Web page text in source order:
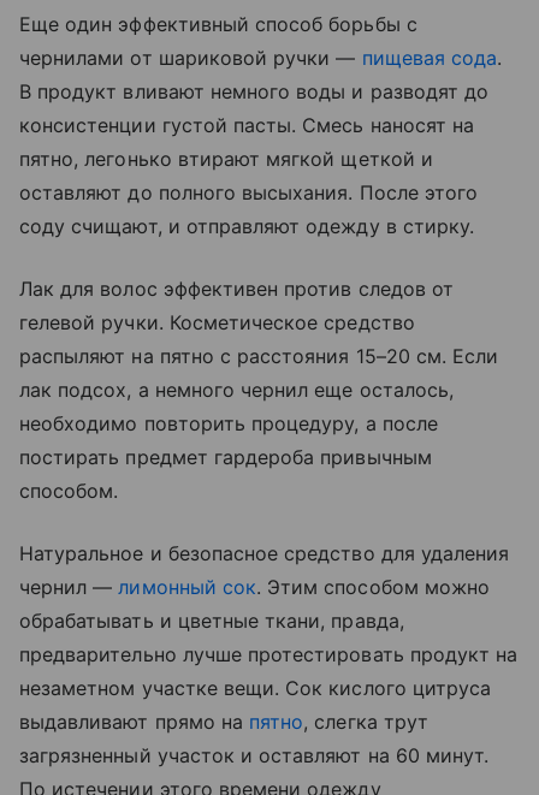
Еще один эффективный способ борьбы с
чернилами от шариковой ручки — пищевая сода.
В продукт вливают немного воды и разводят до
консистенции густой пасты. Смесь наносят на
пятно, легонько втирают мягкой щеткой и
оставляют до полного высыхания. После этого
соду счищают, и отправляют одежду в стирку.
Лак для волос эффективен против следов от
гелевой ручки. Косметическое средство
распыляют на пятно с расстояния 15–20 см. Если
лак подсох, а немного чернил еще осталось,
необходимо повторить процедуру, а после
постирать предмет гардероба привычным
способом.
Натуральное и безопасное средство для удаления
чернил —лимонный сок. Этим способом можно
обрабатывать и цветные ткани, правда,
предварительно лучше протестировать продукт на
незаметном участке вещи. Сок кислого цитруса
выдавливают прямо на пятно, слегка трут
загрязненный участок и оставляют на 60 минут.
По истечении этого времени одежду